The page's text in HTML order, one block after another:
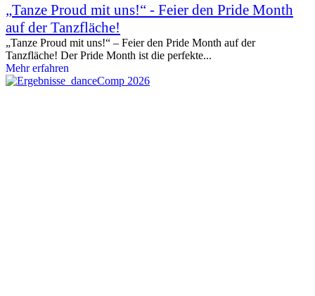
„Tanze Proud mit uns!“ - Feier den Pride Month
auf der Tanzfläche!
„Tanze Proud mit uns!“ – Feier den Pride Month auf der
Tanzfläche! Der Pride Month ist die perfekte...
Mehr erfahren